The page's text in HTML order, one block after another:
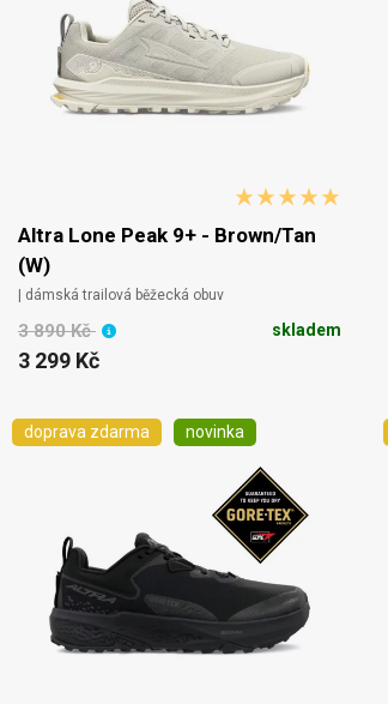
Altra Lone Peak 9+ - Brown/Tan
(W)
| dámská trailová běžecká obuv
3 890 Kč
3 299 Kč
skladem
doprava zdarma novinka